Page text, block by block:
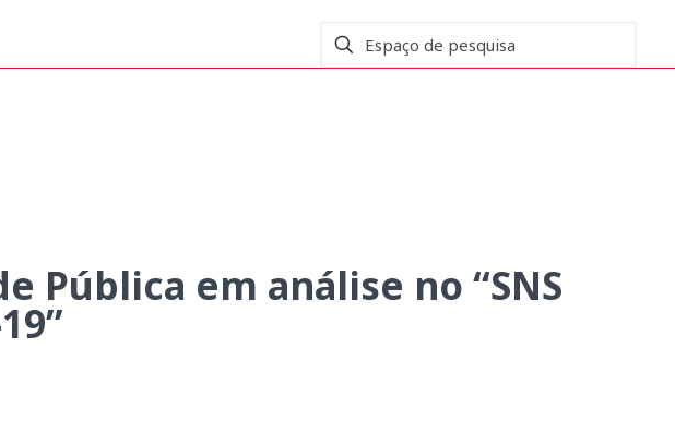
Pública em análise no “SNS